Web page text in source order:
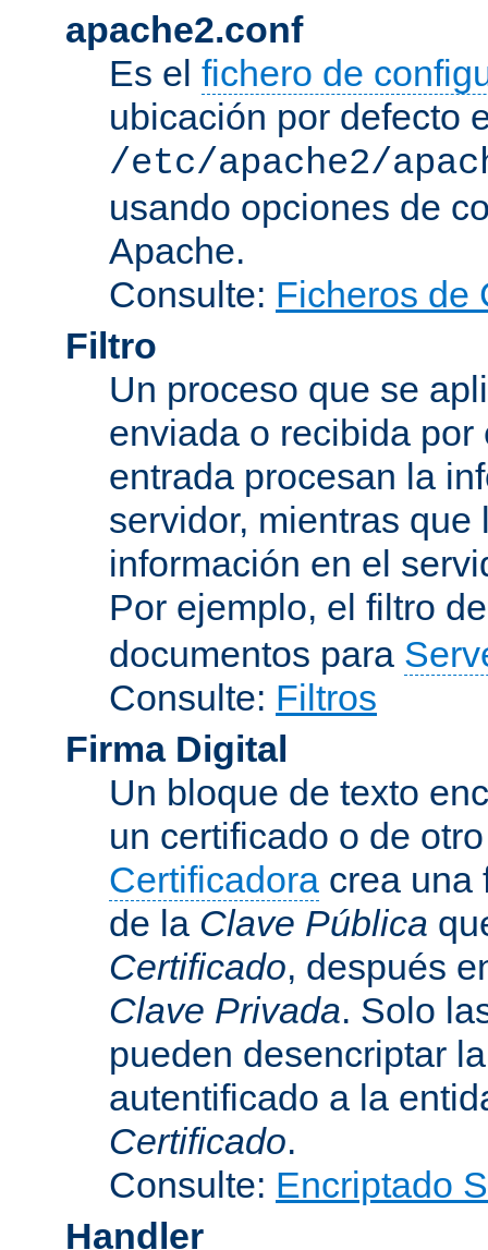
apache2.conf
Es el fichero de
ubicación por defecto
/etc/apache2/
usando opciones de
Apache.
Consulte: Ficheros de
Filtro
Un proceso que se
enviada o recibida
entrada procesan la
servidor, mientras
información en el
Por ejemplo, el filtro
documentos para
Consulte: Filtros
Firma Digital
Un bloque de texto
un certificado o de
Certificadora crea una
de la Clave Pública
Certificado, después
Clave Privada. Solo
pueden desencriptar
autentificado a la
Certificado.
Consulte: Encriptado
Handler